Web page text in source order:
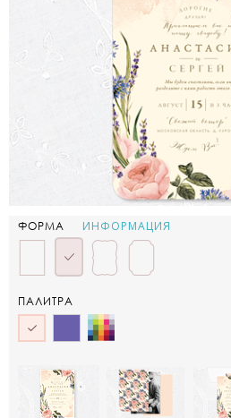
ФОРМА ИНФОРМАЦИЯ
ПАЛИТРА